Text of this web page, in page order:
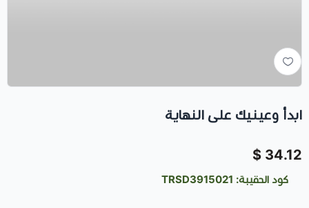
ابدأ وعينيك على النهاية
34.12 $
كود الحقيبة: TRSD3915021